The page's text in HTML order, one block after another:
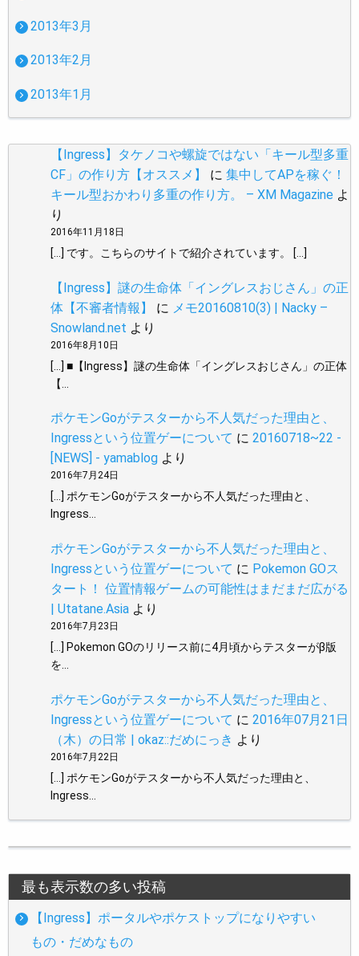
2013年3月
2013年2月
2013年1月
【Ingress】タケノコや螺旋ではない「キール型多重
CF」の作り方【オススメ】
に 集中してAPを稼ぐ！
キール型おかわり多重の作り方。 – XM Magazine よ
り
2016年11月18日
[…] です。こちらのサイトで紹介されています。 […]
【Ingress】謎の生命体「イングレスおじさん」の正
体【不審者情報】
に メモ20160810(3) | Nacky –
Snowland.net より
2016年8月10日
[…] ■【Ingress】謎の生命体「イングレスおじさん」の正体
【…
ポケモンGoがテスターから不人気だった理由と、
Ingressという位置ゲーについて に 20160718~22 -
[NEWS] - yamablog より
2016年7月24日
[…] ポケモンGoがテスターから不人気だった理由と、
Ingress…
ポケモンGoがテスターから不人気だった理由と、
Ingressという位置ゲーについて に Pokemon GOス
タート！ 位置情報ゲームの可能性はまだまだ広がる
| Utatane.Asia より
2016年7月23日
[…] Pokemon GOのリリース前に4月頃からテスターがβ版
を…
ポケモンGoがテスターから不人気だった理由と、
Ingressという位置ゲーについて に 2016年07月21日
（木）の日常 | okaz::だめにっき より
2016年7月22日
[…] ポケモンGoがテスターから不人気だった理由と、
Ingress…
最も表示数の多い投稿
【Ingress】ポータルやポケストップになりやすい
もの・だめなもの